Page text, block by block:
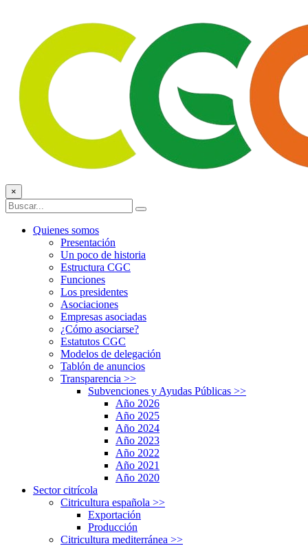
×
Quienes somos
Presentación
Un poco de historia
Estructura CGC
Funciones
Los presidentes
Asociaciones
Empresas asociadas
¿Cómo asociarse?
Estatutos CGC
Modelos de delegación
Tablón de anuncios
Transparencia >>
Subvenciones y Ayudas Públicas >>
Año 2026
Año 2025
Año 2024
Año 2023
Año 2022
Año 2021
Año 2020
Sector citrícola
Citricultura española >>
Exportación
Producción
Citricultura mediterránea >>